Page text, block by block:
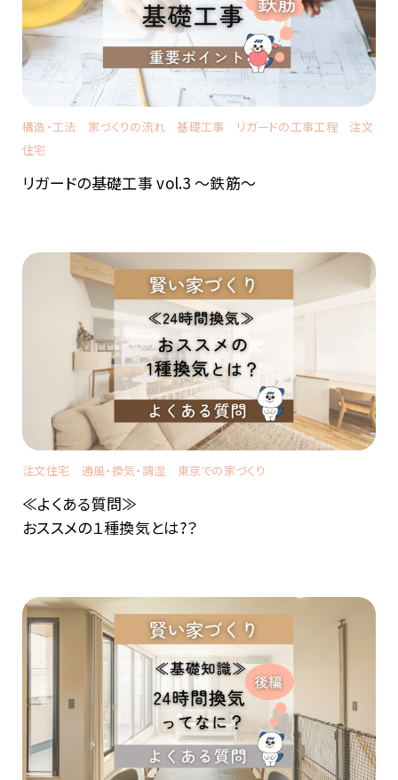
構造・工法 家づくりの流れ 基礎工事 リガードの工事工程
注文
住宅
リガードの基礎工事 vol.3 ～鉄筋～
注文住宅 通風・換気・調湿 東京での家づくり
≪よくある質問≫
おススメの１種換気とは?？